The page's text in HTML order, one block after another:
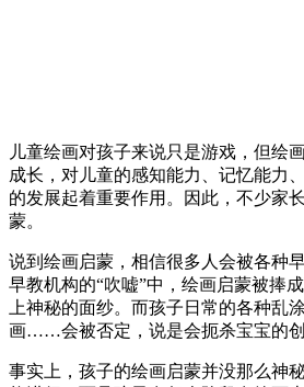
儿童绘画对孩子来说只是游戏，但绘
成长，对儿童的感知能力、记忆能力
的发展起着重要作用。因此，不少家
蒙。
说到绘画启蒙，相信很多人会被各种
早教机构的“吹嘘”中，绘画启蒙被捧
上神秘的面纱。而孩子日常的各种乱
画……会被否定，说是会扼杀宝宝的创
事实上，孩子的绘画启蒙并没那么神